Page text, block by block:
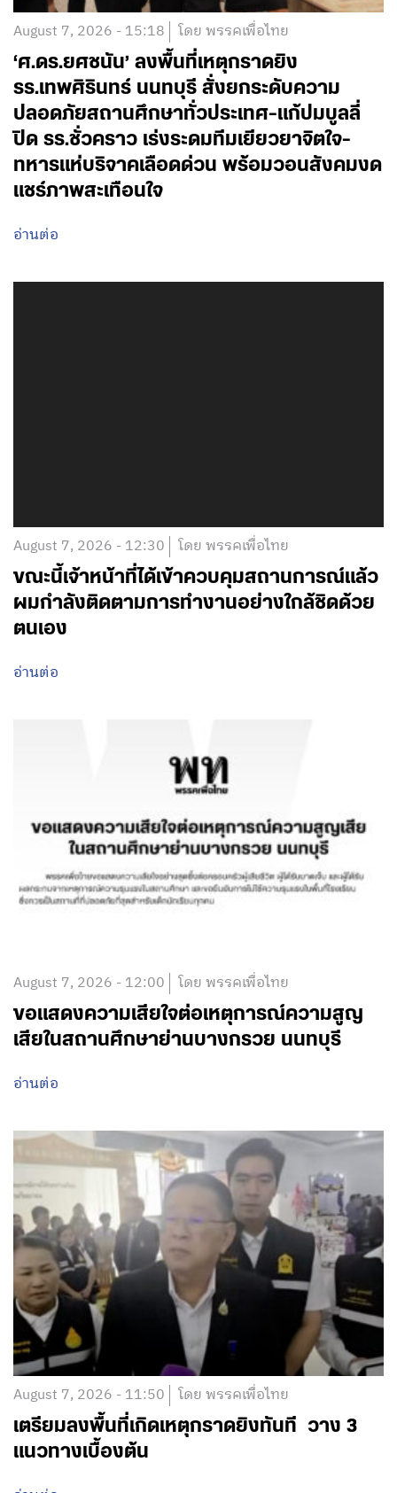
August 7, 2026 - 15:18 โดย พรรคเพื่อไทย
‘ศ.ดร.ยศชนัน’ ลงพื้นที่เหตุกราดยิง
รร.เทพศิรินทร์ นนทบุรี สั่งยกระดับความ
ปลอดภัยสถานศึกษาทั่วประเทศ-แก้ปมบูลลี่
ปิด รร.ชั่วคราว เร่งระดมทีมเยียวยาจิตใจ-
ทหารแห่บริจาคเลือดด่วน พร้อมวอนสังคมงด
แชร์ภาพสะเทือนใจ
อ่านต่อ
August 7, 2026 - 12:30 โดย พรรคเพื่อไทย
ขณะนี้เจ้าหน้าที่ได้เข้าควบคุมสถานการณ์แล้ว
ผมกำลังติดตามการทำงานอย่างใกล้ชิดด้วย
ตนเอง
อ่านต่อ
August 7, 2026 - 12:00 โดย พรรคเพื่อไทย
ขอแสดงความเสียใจต่อเหตุการณ์ความสูญ
เสียในสถานศึกษาย่านบางกรวย นนทบุรี
อ่านต่อ
August 7, 2026 - 11:50 โดย พรรคเพื่อไทย
เตรียมลงพื้นที่เกิดเหตุกราดยิงทันที วาง 3
แนวทางเบื้องต้น